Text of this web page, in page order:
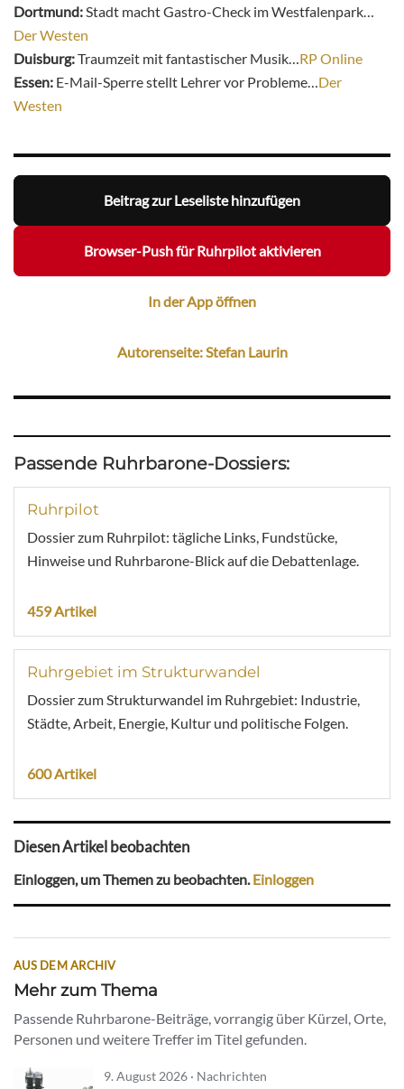
Dortmund:Stadt macht Gastro-Check im Westfalenpark…
Der Westen
Duisburg:Traumzeit mit fantastischer Musik…RP Online
Essen: E-Mail-Sperre stellt Lehrer vor Probleme…Der
Westen
Beitrag zur Leseliste hinzufügen
Browser-Push für Ruhrpilot aktivieren
In der App öffnen
Autorenseite: Stefan Laurin
Passende Ruhrbarone-Dossiers:
Ruhrpilot
Dossier zum Ruhrpilot: tägliche Links, Fundstücke,
Hinweise und Ruhrbarone-Blick auf die Debattenlage.
459 Artikel
Ruhrgebiet im Strukturwandel
Dossier zum Strukturwandel im Ruhrgebiet: Industrie,
Städte, Arbeit, Energie, Kultur und politische Folgen.
600 Artikel
Diesen Artikel beobachten
Einloggen, um Themen zu beobachten.Einloggen
AUS DEM ARCHIV
Mehr zum Thema
Passende Ruhrbarone-Beiträge, vorrangig über Kürzel, Orte,
Personen und weitere Treffer im Titel gefunden.
9. August 2026 · Nachrichten